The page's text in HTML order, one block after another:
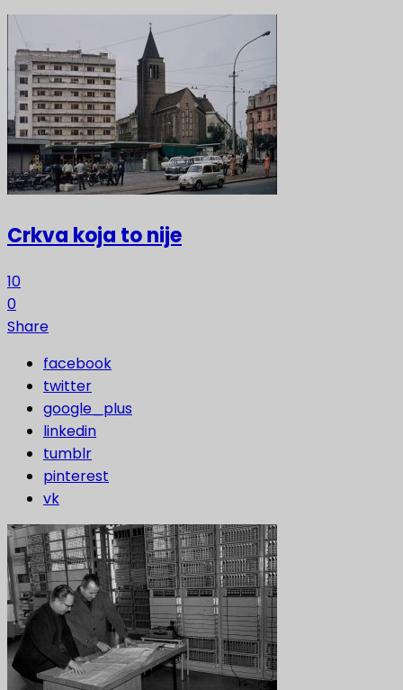
Crkva koja to nije
10
0
Share
facebook
twitter
google_plus
linkedin
tumblr
pinterest
vk